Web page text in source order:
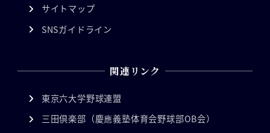
サイトマップ
SNSガイドライン
関連リンク
東京六大学野球連盟
三田倶楽部（慶應義塾体育会野球部OB会）